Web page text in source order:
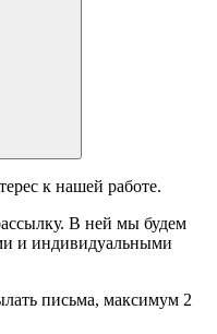
к нашей работе.
В ней мы будем
и индивидуальными
письма, максимум 2